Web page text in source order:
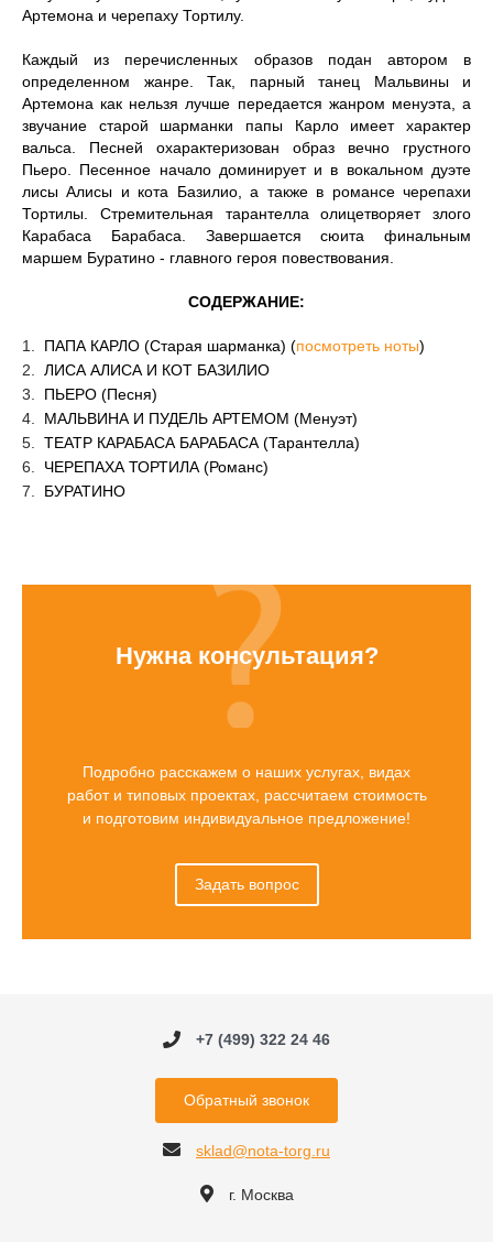
Артемона и черепаху Тортилу.
Каждый из перечисленных образов подан автором в
определенном жанре. Так, парный танец Мальвины и
Артемона как нельзя лучше передается жанром менуэта, а
звучание старой шарманки папы Карло имеет характер
вальса. Песней охарактеризо­ван образ вечно грустного
Пьеро. Песенное начало доминирует и в вокальном дуэте
лисы Алисы и кота Базилио, а также в романсе черепахи
Тортилы. Стремительная тарантелла олицетворяет злого
Карабаса Барабаса. Завершается сюита финальным
маршем Буратино - главного героя повествования.
СОДЕРЖАНИЕ:
ПАПА КАРЛО (Старая шарманка) (посмотреть ноты)
ЛИСА АЛИСА И КОТ БАЗИЛИО
ПЬЕРО (Песня)
МАЛЬВИНА И ПУДЕЛЬ АРТЕМОМ (Менуэт)
ТЕАТР КАРАБАСА БАРАБАСА (Тарантелла)
ЧЕРЕПАХА ТОРТИЛА (Романс)
БУРАТИНО
Нужна консультация?
Подробно расскажем о наших услугах, видах
работ и типовых проектах, рассчитаем стоимость
и подготовим индивидуальное предложение!
Задать вопрос
+7 (499) 322 24 46
Обратный звонок
sklad@nota-torg.ru
г. Москва